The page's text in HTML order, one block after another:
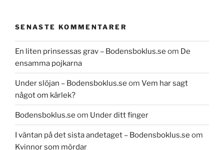
SENASTE KOMMENTARER
En liten prinsessas grav – Bodensboklus.se om De
ensamma pojkarna
Under slöjan – Bodensboklus.se om Vem har sagt
något om kärlek?
Bodensboklus.se om Under ditt finger
I väntan på det sista andetaget – Bodensboklus.se om
Kvinnor som mördar